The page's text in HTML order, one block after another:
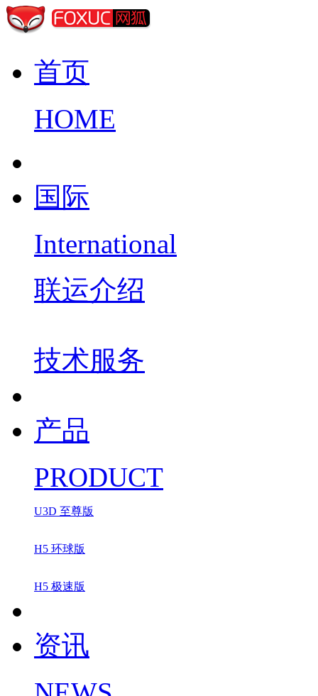
首页
HOME
国际
International
联运介绍
技术服务
产品
PRODUCT
U3D 至尊版
H5 环球版
H5 极速版
资讯